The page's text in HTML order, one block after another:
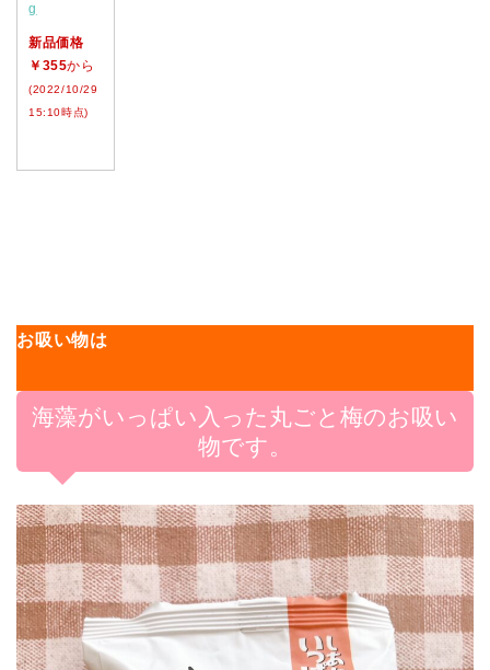
g
新品価格
￥355から
(2022/10/29
15:10時点)
お吸い物は
海藻がいっぱい入った丸ごと梅のお吸い
物です。